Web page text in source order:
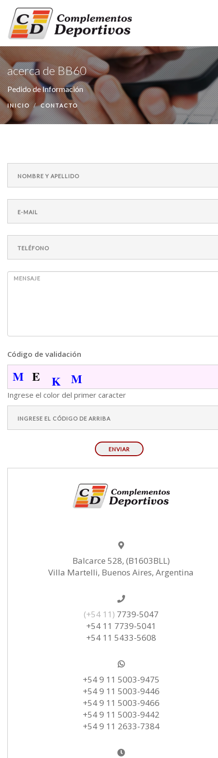
INICIO
PRODUCTOS
NUESTRA EMPRESA
CONTACTO
acerca de BB60
Pedido de Información
INICIO CONTACTO
Código de validación
M E K M
Ingrese el color del primer caracter
Balcarce 528, (B1603BLL)
Villa Martelli, Buenos Aires, Argentina
(+54 11) 7739-5047
+54 11 7739-5041
+54 11 5433-5608
+54 9 11 5003-9475
+54 9 11 5003-9446
+54 9 11 5003-9466
+54 9 11 5003-9442
+54 9 11 2633-7384